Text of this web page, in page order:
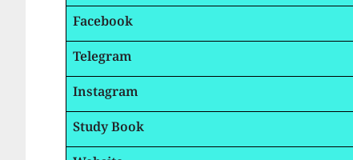
Facebook
Telegram
Instagram
Study Book